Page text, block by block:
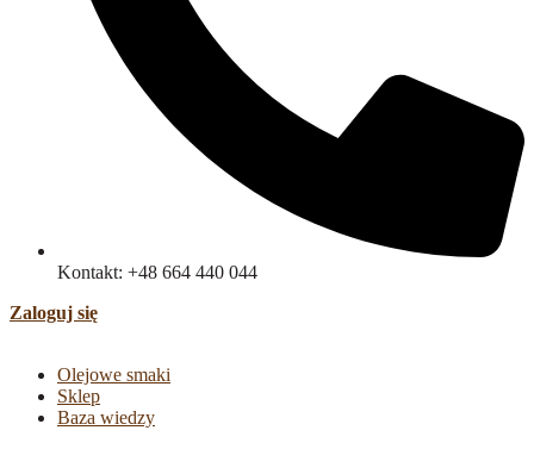
Kontakt: +48 664 440 044
Zaloguj się
Olejowe smaki
Sklep
Baza wiedzy